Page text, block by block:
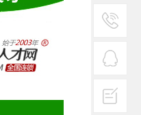
二维码1
热线
客服